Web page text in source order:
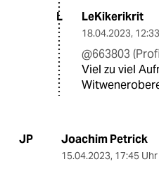
L LeKikerikrit
18.04.2023,
@663803
Viel zu viel
JP Joachim Petrick
15.04.2023, 17:45 Uhr